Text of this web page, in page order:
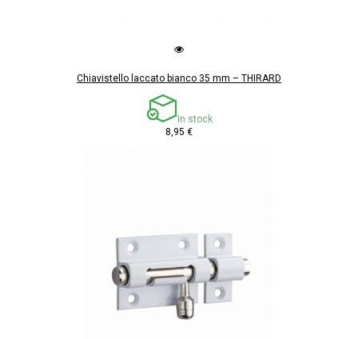
Chiavistello laccato bianco 35 mm – THIRARD
In stock
8,95 €